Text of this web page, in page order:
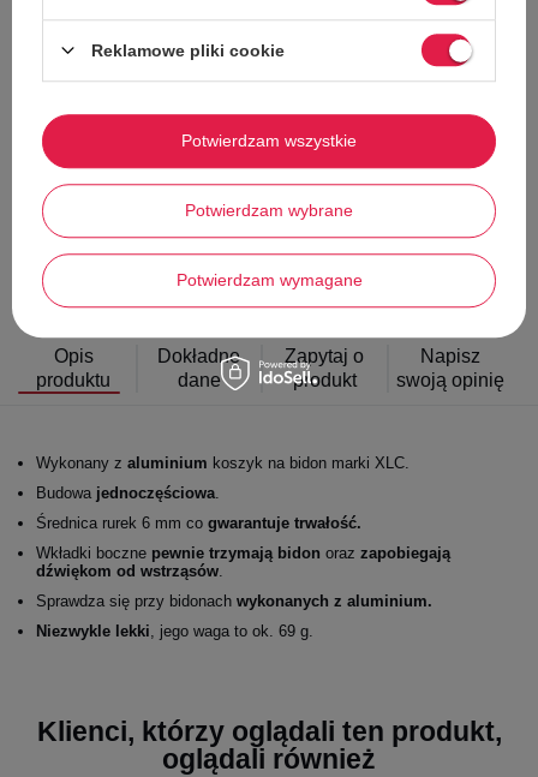
Smile - dostawy ze sklepów internetowych przy zamówieniu od 70,00 zł są za
Łatwy zwrot towaru w ciągu dni od zakupu
Darmowa dostawa od70,00 zł
Producent
EAN
4032191841083
Opis
produktu
Dokładne
dane
Zapytaj o
produkt
Napisz
swoją opinię
Wykonany z aluminium koszyk na bidon marki XLC.
Budowa jednoczęściowa.
Średnica rurek 6 mm co gwarantuje trwałość.
Wkładki boczne pewnie trzymają bidon oraz zapobiegają
dźwiękom od wstrząsów.
Sprawdza się przy bidonach wykonanych z aluminium.
Niezwykle lekki, jego waga to ok. 69 g.
Klienci, którzy oglądali ten produkt,
oglądali również
Reklamowe pliki cookie
Potwierdzam wybrane
Potwierdzam wymagane
Potwierdzam wszystkie